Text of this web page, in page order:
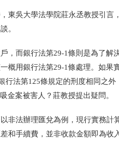
東吳大學法學院莊永丞教授引
。
，而銀行法第29-1條則 是為了解
概用銀行法第29-1條處理。 如果
行法第125條規定的刑度相同之外
金案被害人 ？ 莊教授提出疑問。
非法辦理匯兌為例，現行實務
和手續費，並非收款金額即為收